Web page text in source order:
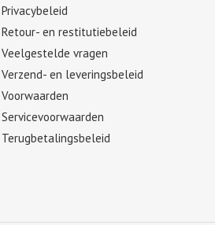
Privacybeleid
Retour- en restitutiebeleid
Veelgestelde vragen
Verzend- en leveringsbeleid
Voorwaarden
Servicevoorwaarden
Terugbetalingsbeleid